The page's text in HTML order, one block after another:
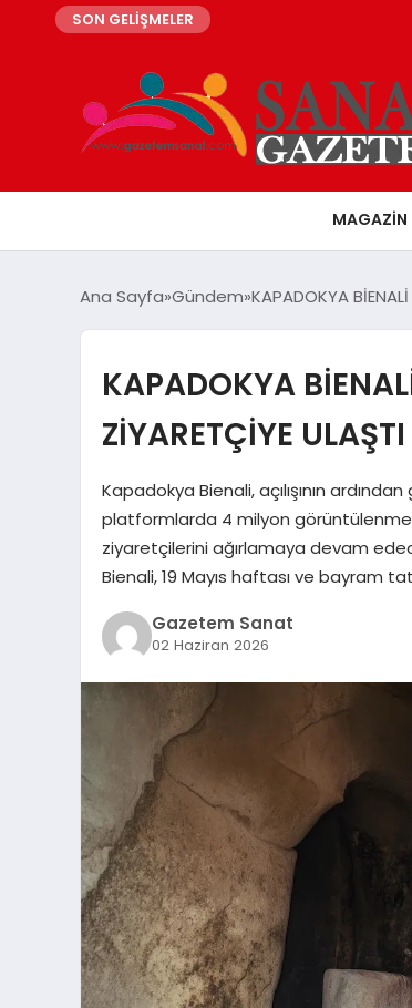
SON GELİŞMELER
MAGAZIN
Ana Sayfa Gündem KAPADOKYA
KAPADOKYA
ZİYARETÇİYE ULAŞTI
Kapadokya Bienali, açılışının
platformlarda 4 milyon
ziyaretçilerini ağırlamaya devam
Bienali, 19 Mayıs haftası ve bayram
Gazetem Sanat
02 Haziran 2026